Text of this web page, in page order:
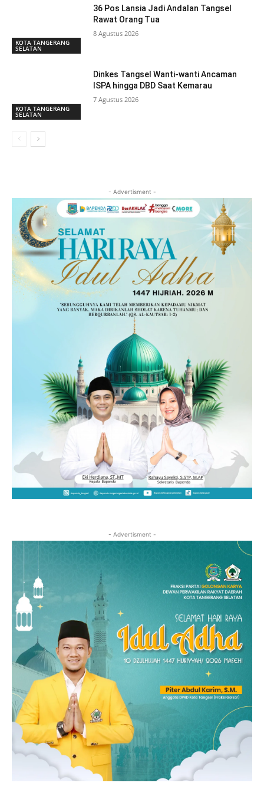
KOTA TANGERANG
SELATAN
36 Pos Lansia Jadi Andalan Tangsel
Rawat Orang Tua
8 Agustus 2026
KOTA TANGERANG
SELATAN
Dinkes Tangsel Wanti-wanti Ancaman
ISPA hingga DBD Saat Kemarau
7 Agustus 2026
- Advertisment -
- Advertisment -